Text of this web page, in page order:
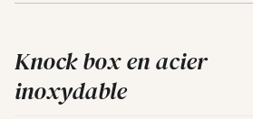
Knock box en acier
inoxydable